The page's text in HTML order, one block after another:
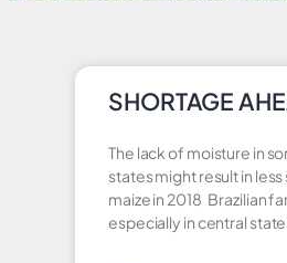
SHORTAGE
The lack of moisture in
states might result in
maize in 2018 Brazilian
especially in central